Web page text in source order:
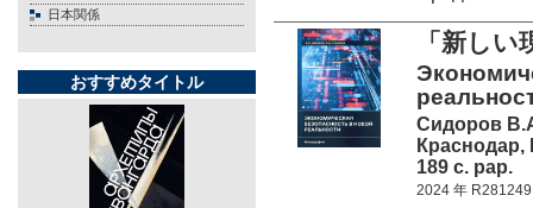
日本関係
おすすめタイトル
「新し
Сидоров
Краснодар,
189 c. pap.
2024 年 R281249